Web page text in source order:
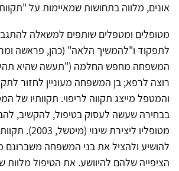
אונים, מלווה בתחושות שמאיימות על
מטופלים ומטפלים שותפים למשאלה
המשפחה מחפש החלמה ("תעשה שהיא
רוצה לרפא; בן המשפחה מעוניין לחזור
והמטפל מייצג תקווה לריפוי. תקוותיו של
בבחירה שעשה לעסוק בטיפול, להקשיב,
מטופליו ליצירת
להושיע ולהציל את בני המשפחה
הציפייה שלהם להיוושע. את הטיפול מלוות